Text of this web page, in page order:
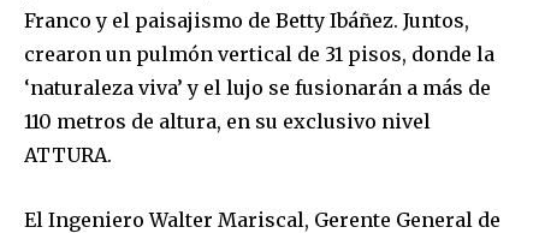
Franco y el paisajismo de Betty Ibáñez. Juntos,
crearon un pulmón vertical de 31 pisos, donde la
‘naturaleza viva’ y el lujo se fusionarán a más de
110 metros de altura, en su exclusivo nivel
ATTURA.
El Ingeniero Walter Mariscal, Gerente General de